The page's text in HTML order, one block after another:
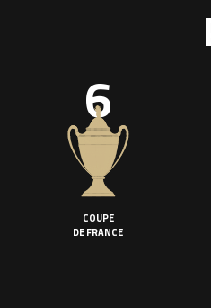
6
COUPE
DE FRANCE